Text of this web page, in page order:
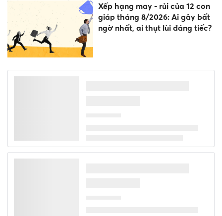
Xếp hạng may - rủi của 12 con
giáp tháng 8/2026: Ai gây bất
ngờ nhất, ai thụt lùi đáng tiếc?
Lan tỏa phong trào bảo vệ an